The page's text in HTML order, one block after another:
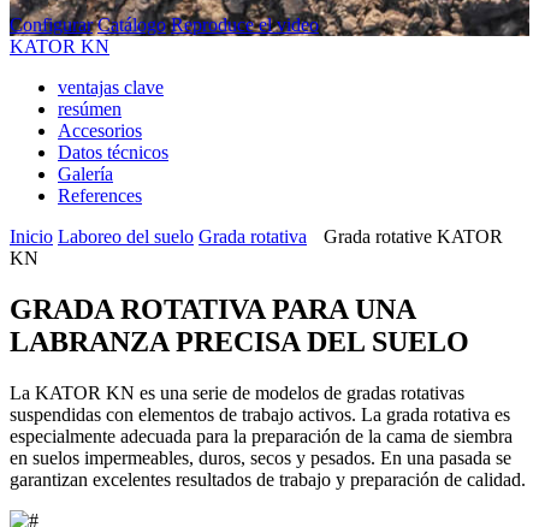
Configurar Catálogo Reproduce el video
KATOR KN
ventajas clave
resúmen
Accesorios
Datos técnicos
Galería
References
Inicio Laboreo del suelo Grada rotativa
Grada rotative KATOR
KN
GRADA ROTATIVA PARA UNA
LABRANZA PRECISA DEL SUELO
La KATOR KN es una serie de modelos de gradas rotativas
suspendidas con elementos de trabajo activos. La grada rotativa es
especialmente adecuada para la preparación de la cama de siembra
en suelos impermeables, duros, secos y pesados. En una pasada se
garantizan excelentes resultados de trabajo y preparación de calidad.